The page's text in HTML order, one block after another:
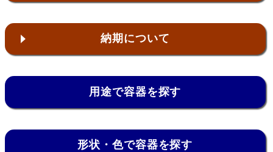
納期について
用途で容器を探す
形状・色で容器を探す